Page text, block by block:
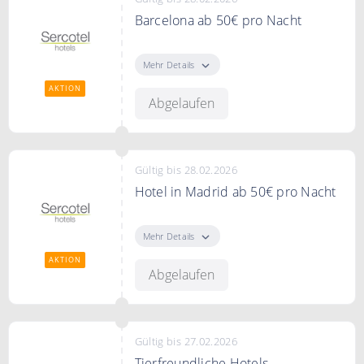
AKTION
Barcelona ab 50€ pro Nacht
gemütliche Hotels in Barcelona ab
Mehr Details
Abgelaufen
AKTION
Gültig bis 28.02.2026
Hotel in Madrid ab 50€ pro Nacht
in Madrid ab 55€
Mehr Details
Abgelaufen
Gültig bis 27.02.2026